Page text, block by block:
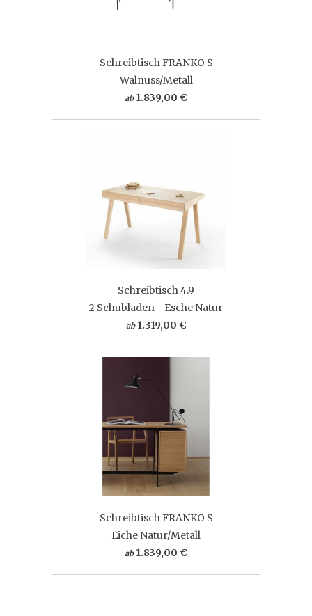
Schreibtisch FRANKO S
Walnuss/Metall
ab 1.839,00 €
Schreibtisch 4.9
2 Schubladen - Esche Natur
ab 1.319,00 €
Schreibtisch FRANKO S
Eiche Natur/Metall
ab 1.839,00 €